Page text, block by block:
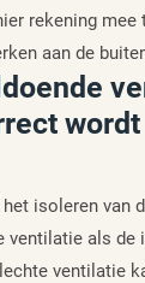
rekening mee
aan de
wordt
isoleren van
ventilatie als
ventilatie